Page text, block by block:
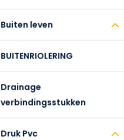
Buiten leven
BUITENRIOLERING
Drainage
verbindingsstukken
Druk Pvc